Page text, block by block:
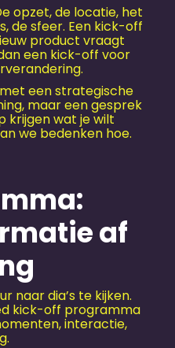
opzet, de locatie, het
de sfeer. Een kick-off
product vraagt
een kick-off voor
een strategische
maar een gesprek
krijgen wat je wilt
we bedenken hoe.
af
naar dia’s te kijken.
kick-off programma
interactie,